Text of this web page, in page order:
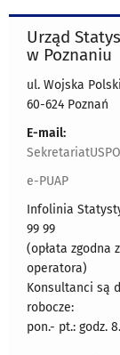
Urząd
w Poznaniu
ul. Wojska
60-624 Poznań
E-mail:
e-PUAP
Infolinia
99 99
(opłata zgodna
operatora)
Konsultanci są
robocze:
pon.- pt.: godz.